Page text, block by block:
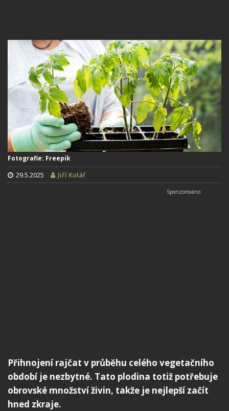
Fotografie: Freepik
29.5.2025 Jiří Kolář
Přihnojení rajčat v průběhu celého vegetačního
období je nezbytné. Tato plodina totiž potřebuje
obrovské množství živin, takže je nejlepší začít
hned zkraje.